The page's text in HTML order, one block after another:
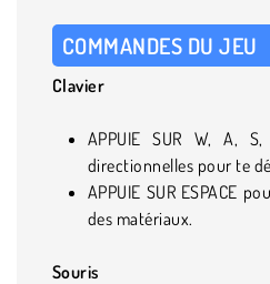
COMMANDES DU JEU
Clavier
APPUIE SUR W, A,
directionnelles pour te
APPUIE SUR ESPACE
des matériaux.
Souris